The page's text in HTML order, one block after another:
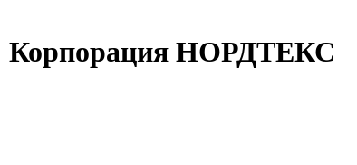
Корпорация НОРДТЕКС